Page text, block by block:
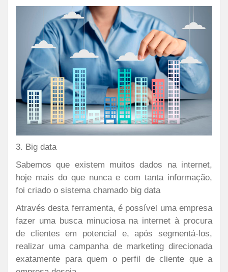
3. Big data
Sabemos que existem muitos dados na internet,
hoje mais do que nunca ecom tanta informação,
foi criado o sistema chamado big data
Através desta ferramenta, é possível uma empresa
fazer uma busca minuciosa na internet à procura
de clientes em potencial e, após segmentá-los,
realizar uma campanha de marketing direcionada
exatamente para quem o perfil de cliente que a